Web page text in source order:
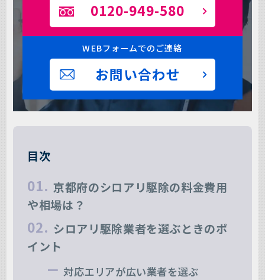
0120-949-580
WEBフォームでのご連絡
お問い合わせ
目次
京都府のシロアリ駆除の料金費用
や相場は？
シロアリ駆除業者を選ぶときのポ
イント
対応エリアが広い業者を選ぶ